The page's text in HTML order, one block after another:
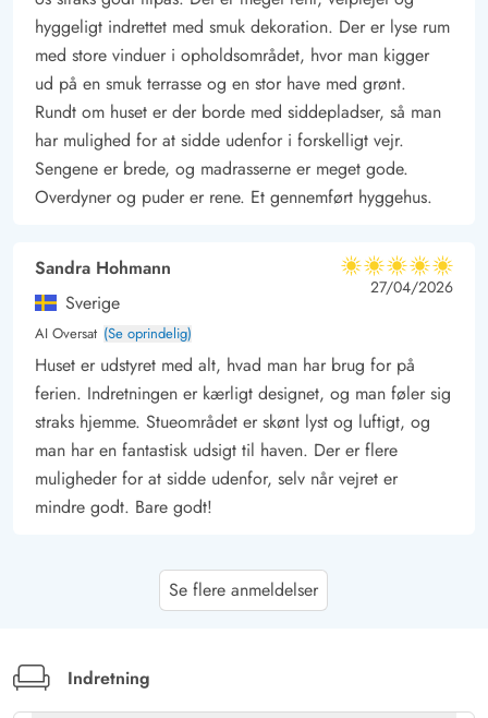
hyggeligt indrettet med smuk dekoration. Der er lyse rum
med store vinduer i opholdsområdet, hvor man kigger
ud på en smuk terrasse og en stor have med grønt.
Rundt om huset er der borde med siddepladser, så man
har mulighed for at sidde udenfor i forskelligt vejr.
Sengene er brede, og madrasserne er meget gode.
Overdyner og puder er rene. Et gennemført hyggehus.
Sandra Hohmann
Sverige
AI Oversat (Se oprindelig)
5 ud af 5
5 ud af 5
5 out of 5
27/04/2026
Huset er udstyret med alt, hvad man har brug for på
ferien. Indretningen er kærligt designet, og man føler sig
straks hjemme. Stueområdet er skønt lyst og luftigt, og
man har en fantastisk udsigt til haven. Der er flere
muligheder for at sidde udenfor, selv når vejret er
mindre godt. Bare godt!
Huset har alt, hvad man har brug for. Have og
Se flere anmeldelser
Indretning